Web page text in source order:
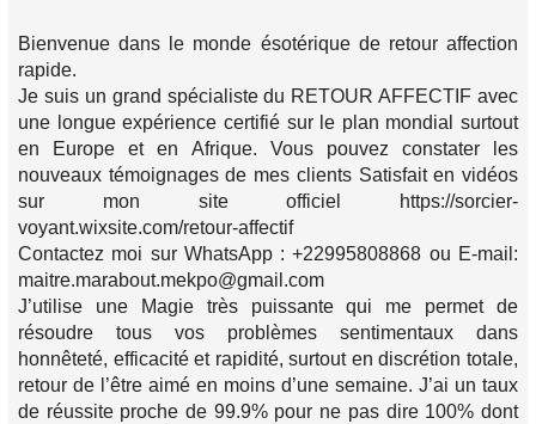
Bienvenue dans le monde ésotérique de retour affection
rapide.
Je suis un grand spécialiste du RETOUR AFFECTIF avec
une longue expérience certifié sur le plan mondial surtout
en Europe et en Afrique. Vous pouvez constater les
nouveaux témoignages de mes clients Satisfait en vidéos
sur mon site officiel https://sorcier-
voyant.wixsite.com/retour-affectif
Contactez moi sur WhatsApp : +22995808868 ou E-mail:
maitre.marabout.mekpo@gmail.com
J’utilise une Magie très puissante qui me permet de
résoudre tous vos problèmes sentimentaux dans
honnêteté, efficacité et rapidité, surtout en discrétion totale,
retour de l’être aimé en moins d’une semaine. J’ai un taux
de réussite proche de 99.9% pour ne pas dire 100% dont